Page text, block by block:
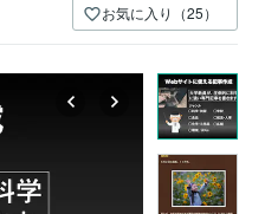
お気に入り（25）